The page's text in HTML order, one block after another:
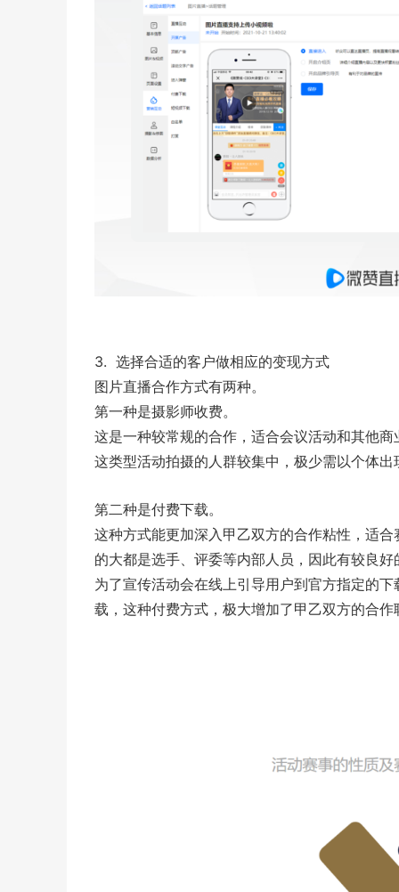
3. 选择合适的客户做相应的变现方式
图片直播合作方式有两种。
第一种是摄影师收费。
这是一种较常规的合作，适合会议活动和其他
这类型活动拍摄的人群较集中，极少需以个体
第二种是付费下载。
这种方式能更加深入甲乙双方的合作粘性，适
的大都是选手、评委等内部人员，因此有较良
为了宣传活动会在线上引导用户到官方指定的
载，这种付费方式，极大增加了甲乙双方的合